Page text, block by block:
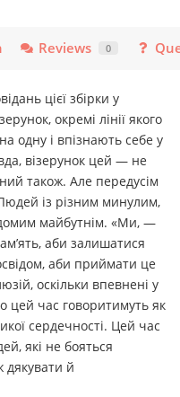
Reviews 0
цієї збірки у
окремі лінії якого
одну і впізнають себе у
візерунок цей — не
також. Але передусім
із різним минулим,
майбутнім. «Ми, —
аби залишатися
аби приймати це
оскільки впевнені у
цей час говоритимуть як
сердечності. Цей час
які не бояться
дякувати й